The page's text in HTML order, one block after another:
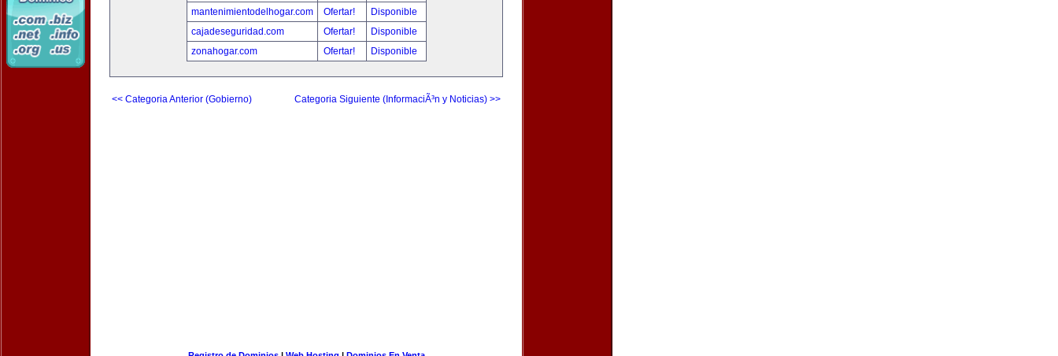
mantenimientodelhogar.com
Ofertar!
Disponible
cajadeseguridad.com
Ofertar!
Disponible
zonahogar.com
Ofertar! Disponible
<< Categoria Anterior (Gobierno) Categoria Siguiente (InformaciÃ³n y Noticias) >>